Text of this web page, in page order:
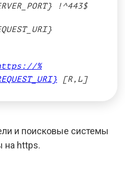
!^443$
%
[R,L]
и поисковые системы
на https.